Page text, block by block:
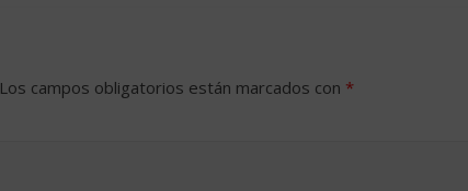
Los campos obligatorios están marcados con *